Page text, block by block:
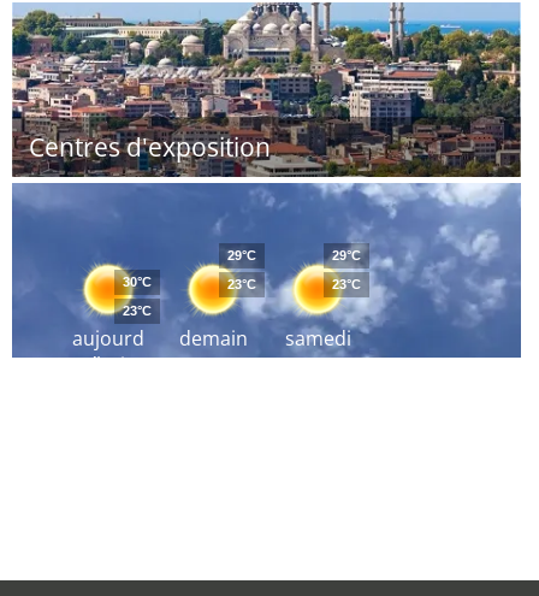
Centres d'exposition
aujourd
´hui
30°C
23°C
demain
29°C
23°C
samedi
29°C
23°C